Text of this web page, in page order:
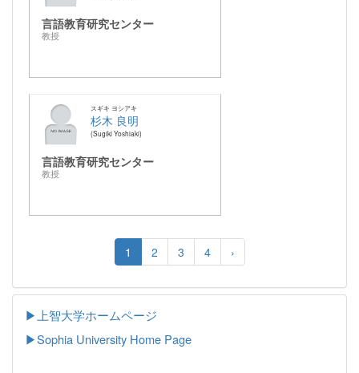
言語教育研究センター
教授
スギキ ヨシアキ
杉木 良明
Sugiki Yoshiaki
言語教育研究センター
教授
1 2 3 4 ›
▶上智大学ホームページ
▶Sophia University Home Page